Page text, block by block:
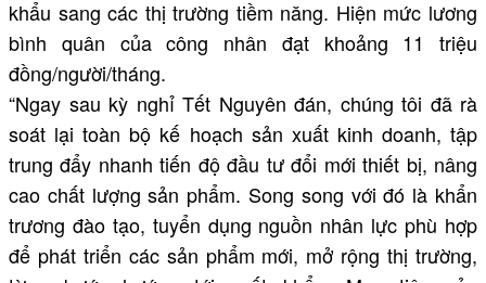
khẩu sang các thị trường tiềm năng. Hiện mức lương
bình quân của công nhân đạt khoảng 11 triệu
đồng/người/tháng.
“Ngay sau kỳ nghỉ Tết Nguyên đán, chúng tôi đã rà
soát lại toàn bộ kế hoạch sản xuất kinh doanh, tập
trung đẩy nhanh tiến độ đầu tư đổi mới thiết bị, nâng
cao chất lượng sản phẩm. Song song với đó là khẩn
trương đào tạo, tuyển dụng nguồn nhân lực phù hợp
để phát triển các sản phẩm mới, mở rộng thị trường,